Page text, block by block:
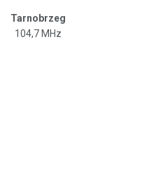
Tarnobrzeg
104,7 MHz